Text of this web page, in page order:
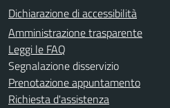
Dichiarazione di accessibilità
Amministrazione trasparente
Leggi le FAQ
Segnalazione disservizio
Prenotazione appuntamento
Richiesta d'assistenza